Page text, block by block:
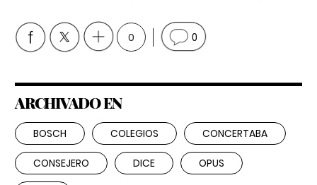
0 0
ARCHIVADO EN
BOSCH COLEGIOS CONCERTABA
CONSEJERO DICE OPUS